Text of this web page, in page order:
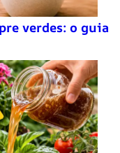
verdes: o guia